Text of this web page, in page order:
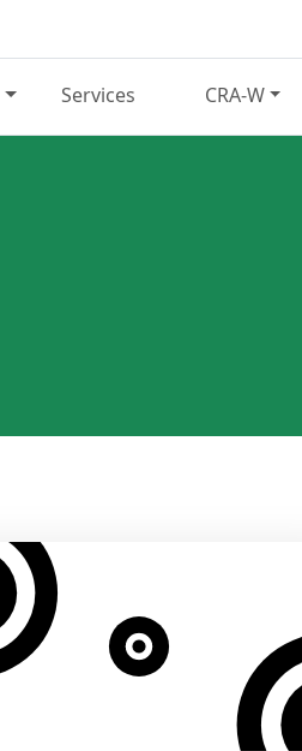
Services CRA-W